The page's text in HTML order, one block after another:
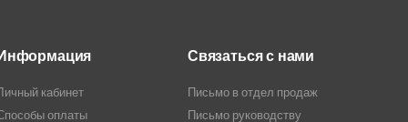
кабинет
оплаты
Связаться с нами
Письмо в отдел продаж
Письмо руководству